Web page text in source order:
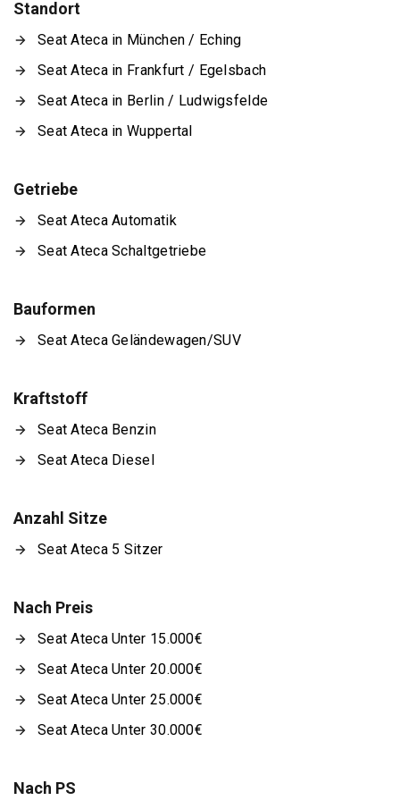
Standort
Seat Ateca in München / Eching
Seat Ateca in Frankfurt / Egelsbach
Seat Ateca in Berlin / Ludwigsfelde
Seat Ateca in Wuppertal
Getriebe
Seat Ateca Automatik
Seat Ateca Schaltgetriebe
Bauformen
Seat Ateca Geländewagen/SUV
Kraftstoff
Seat Ateca Benzin
Seat Ateca Diesel
Anzahl Sitze
Seat Ateca 5 Sitzer
Nach Preis
Seat Ateca Unter 15.000€
Seat Ateca Unter 20.000€
Seat Ateca Unter 25.000€
Seat Ateca Unter 30.000€
Nach PS